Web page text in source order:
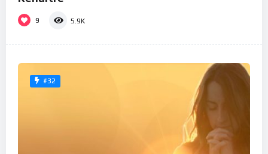
9 5.9K
#32